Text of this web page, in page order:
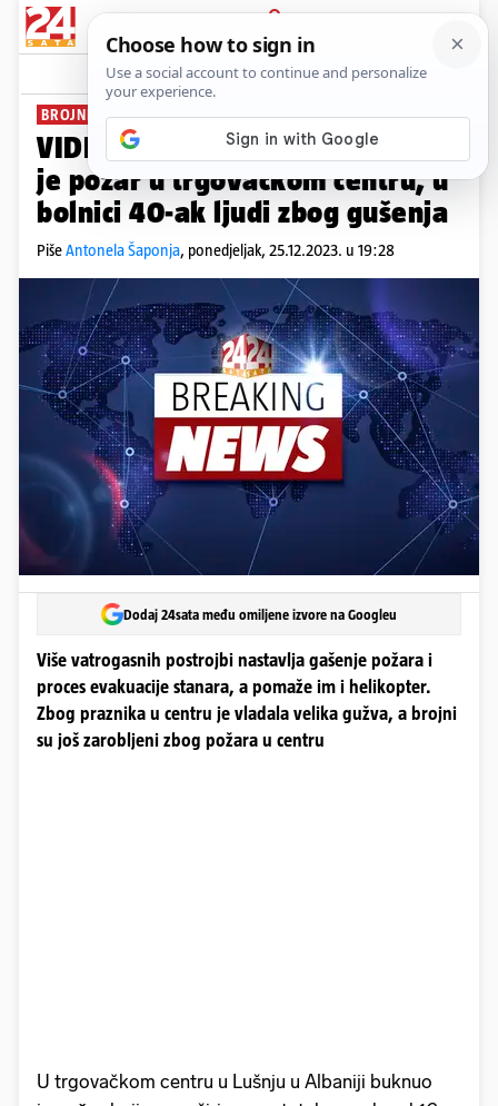
PRIJAVA
News Komentari
BROJNI OSTALI ZAROBLJENI
VIDEO Buktinja u Albaniji: Izbio
je požar u trgovačkom centru, u
bolnici 40-ak ljudi zbog gušenja
PišeAntonela Šaponja, ponedjeljak, 25.12.2023. u 19:28
Dodaj 24sata među omiljene izvore na Googleu
Više vatrogasnih postrojbi nastavlja gašenje požara i
proces evakuacije stanara, a pomaže im i helikopter.
Zbog praznika u centru je vladala velika gužva, a brojni
su još zarobljeni zbog požara u centru
U trgovačkom centru u Lušnju u Albaniji buknuo